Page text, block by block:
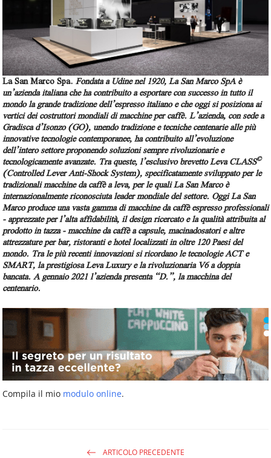
La San Marco Spa.Fondata a Udine nel 1920, La San Marco SpA è
un’azienda italiana che ha contribuito a esportare con successo in tutto il
mondo la grande tradizione dell’espresso italiano e che oggi si posiziona ai
vertici dei costruttori mondiali di macchine per caffè. L’azienda, con sede a
Gradisca d’Isonzo (GO), unendo tradizione e tecniche centenarie alle più
innovative tecnologie contemporanee, ha contribuito all’evoluzione
dell’intero settore proponendo soluzioni sempre rivoluzionarie e
tecnologicamente avanzate. Tra queste, l’esclusivo brevetto Leva CLASS©
(Controlled Lever Anti-Shock System), specificatamente sviluppato per le
tradizionali macchine da caffè a leva, per le quali La San Marco è
internazionalmente riconosciuta leader mondiale del settore. Oggi La San
Marco produce una vasta gamma di macchine da caffè espresso professionali
- apprezzate per l’alta affidabilità, il design ricercato e la qualità attribuita al
prodotto in tazza - macchine da caffè a capsule, macinadosatori e altre
attrezzature per bar, ristoranti e hotel localizzati in oltre 120 Paesi del
mondo. Tra le più recenti innovazioni si ricordano le tecnologie ACT e
SMART, la prestigiosa Leva Luxury e la rivoluzionaria V6 a doppia
bancata. A gennaio 2021 l’azienda presenta “D.”, la macchina del
centenario.
Compila il mio modulo online.
ARTICOLO PRECEDENTE